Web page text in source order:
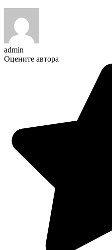
admin
Оцените автора